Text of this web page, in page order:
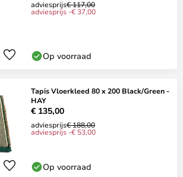
adviesprijs€ 117,00
adviesprijs -€ 37,00
Op voorraad
Tapis Vloerkleed 80 x 200 Black/Green -
HAY
€ 135,00
adviesprijs€ 188,00
adviesprijs -€ 53,00
Op voorraad